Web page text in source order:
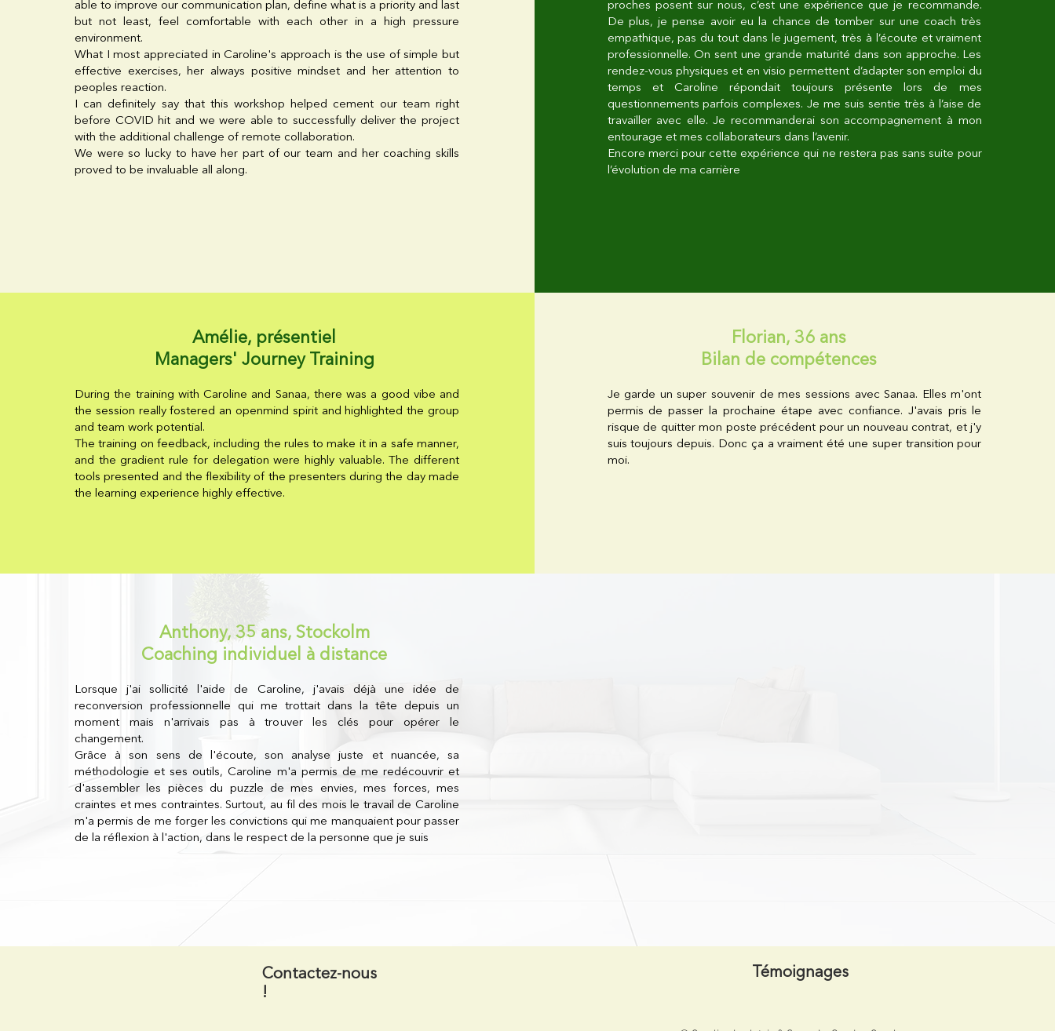
able to improve our communication plan, define what is a priority and last
but not least, feel comfortable with each other in a high pressure
environment.
What I most appreciated in Caroline's approach is the use of simple but
effective exercises, her always positive mindset and her attention to
peoples reaction.
I can definitely say that this workshop helped cement our team right
before COVID hit and we were able to successfully deliver the project
with the additional challenge of remote collaboration.
We were so lucky to have her part of our team and her coaching skills
proved to be invaluable all along.
proches posent sur nous, c’est une expérience que je recommande.
De plus, je pense avoir eu la chance de tomber sur une coach très
empathique, pas du tout dans le jugement, très à l’écoute et vraiment
professionnelle. On sent une grande maturité dans son approche. Les
rendez-vous physiques et en visio permettent d’adapter son emploi du
temps et Caroline répondait toujours présente lors de mes
questionnements parfois complexes. Je me suis sentie très à l’aise de
travailler avec elle. Je recommanderai son accompagnement à mon
entourage et mes collaborateurs dans l’avenir.
Encore merci pour cette expérience qui ne restera pas sans suite pour
l’évolution de ma carrière
Amélie, présentiel
Managers' Journey Training
During the training with Caroline and Sanaa, there was a good vibe and
the session really fostered an openmind spirit and highlighted the group
and team work potential.
The training on feedback, including the rules to make it in a safe manner,
and the gradient rule for delegation were highly valuable. The different
tools presented and the flexibility of the presenters during the day made
the learning experience highly effective.
Florian, 36 ans
Bilan de compétences
Je garde un super souvenir de mes sessions avec Sanaa. Elles m'ont
permis de passer la prochaine étape avec confiance. J'avais pris le
risque de quitter mon poste précédent pour un nouveau contrat, et j'y
suis toujours depuis. Donc ça a vraiment été une super transition pour
moi.
Anthony, 35 ans, Stockolm
Coaching individuel à distance
Lorsque j'ai sollicité l'aide de Caroline, j'avais déjà une idée de
reconversion professionnelle qui me trottait dans la tête depuis un
moment mais n'arrivais pas à trouver les clés pour opérer le
changement.
Grâce à son sens de l'écoute, son analyse juste et nuancée, sa
méthodologie et ses outils, Caroline m'a permis de me redécouvrir et
d'assembler les pièces du puzzle de mes envies, mes forces, mes
craintes et mes contraintes. Surtout, au fil des mois le travail de Caroline
m'a permis de me forger les convictions qui me manquaient pour passer
de la réflexion à l'action, dans le respect de la personne que je suis
Contactez-nous
!
Témoignages